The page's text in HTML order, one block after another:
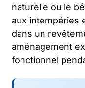
naturelle ou le
aux intempéries
dans un
aménagement
fonctionnel